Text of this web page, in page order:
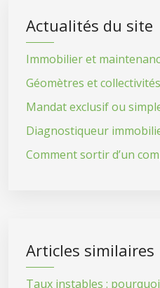
Actualités du site
Immobilier et
Géomètres et
Mandat exclusif ou
Diagnostiqueur
Comment sortir d’un
Articles similaires
Taux instables :